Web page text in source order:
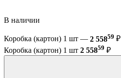
В наличии
Коробка (картон) 1 шт — 2 55859 ₽
Коробка (картон) 1 шт 2 55859 ₽